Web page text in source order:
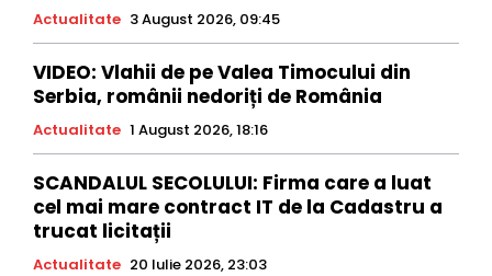
Actualitate 3 August 2026, 09:45
VIDEO: Vlahii de pe Valea Timocului din
Serbia, românii nedoriți de România
Actualitate 1 August 2026, 18:16
SCANDALUL SECOLULUI: Firma care a luat
cel mai mare contract IT de la Cadastru a
trucat licitații
Actualitate 20 Iulie 2026, 23:03